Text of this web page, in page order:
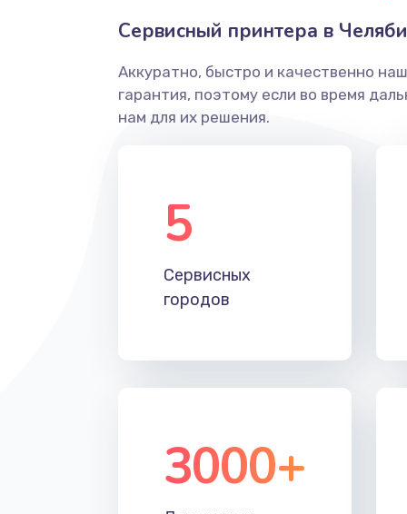
Сервисный принтера в
Аккуратно, быстро и качественно
гарантия, поэтому если во время
нам для их решения.
5
Сервисных
городов
3000+